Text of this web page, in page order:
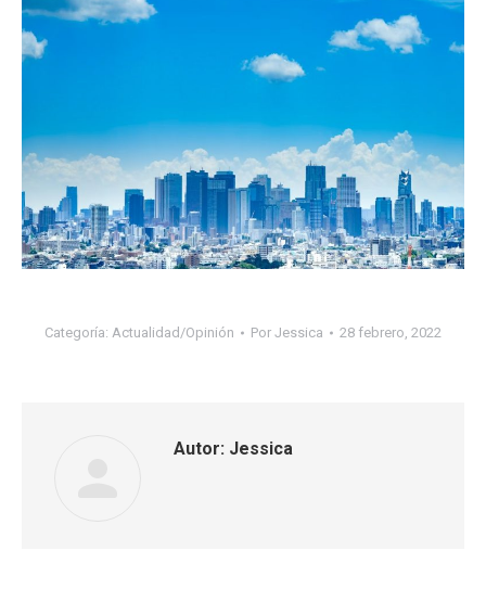
Categoría: Actualidad/Opinión Por Jessica 28 febrero, 2022
Autor: Jessica